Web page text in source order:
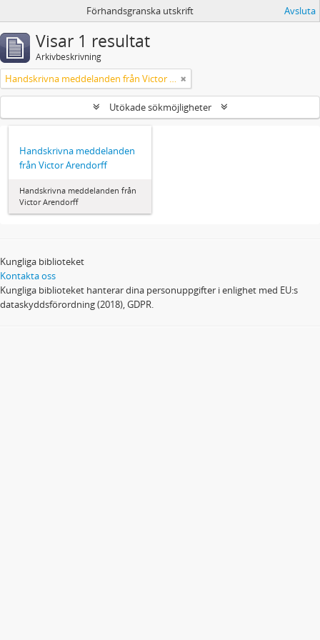
Förhandsgranska utskrift Avsluta
Visar 1 resultat
Arkivbeskrivning
Handskrivna meddelanden från Victor Arendorff
Utökade sökmöjligheter
Handskrivna meddelanden
från Victor Arendorff
Handskrivna meddelanden från
Victor Arendorff
Kungliga biblioteket
Kontakta oss
Kungliga biblioteket hanterar dina personuppgifter i enlighet med EU:s
dataskyddsförordning (2018), GDPR.